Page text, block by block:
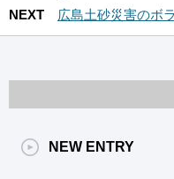
NEXT
広島土砂災害のボ
NEW ENTRY